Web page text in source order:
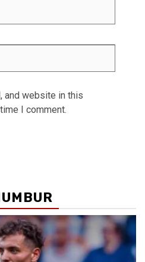
and website in this
I comment.